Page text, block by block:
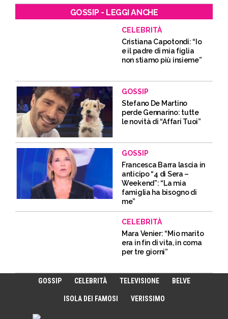
GOSSIP - LEGGI ANCHE
CELEBRITÀ
Cristiana Capotondi: “Io
e il padre di mia figlia
non stiamo più insieme”
GOSSIP
Stefano De Martino
perde Gennarino: tutte
le novità di “Affari Tuoi”
GOSSIP
Francesca Barra lascia in
anticipo “4 di Sera –
Weekend”: “La mia
famiglia ha bisogno di
me”
CELEBRITÀ
Mara Venier: “Mio marito
era in fin di vita, in coma
per tre giorni”
GOSSIP CELEBRITÀ TELEVISIONE BELVE
ISOLA DEI FAMOSI VERISSIMO